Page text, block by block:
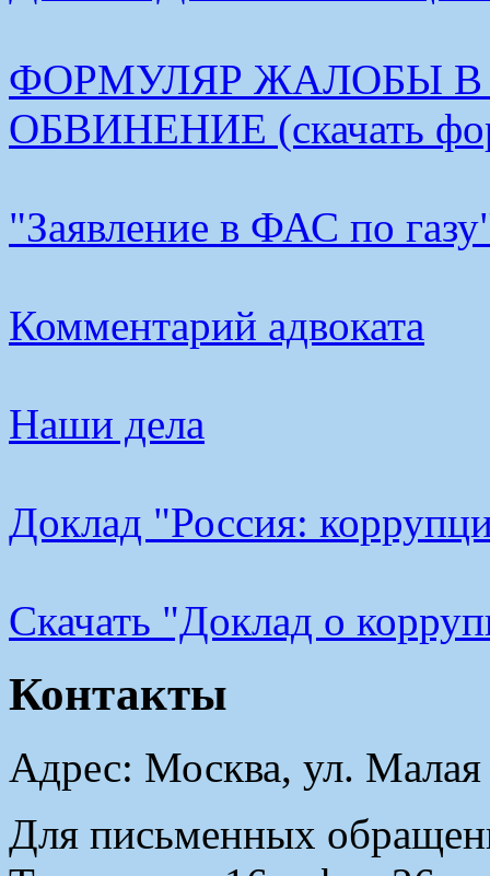
ФОРМУЛЯР ЖАЛОБЫ
ОБВИНЕНИЕ (скачать
"Заявление в ФАС по
Комментарий адвоката
Наши дела
Доклад "Россия:
Cкачать "Доклад о
Контакты
Адрес: Москва, ул.
Для письменных